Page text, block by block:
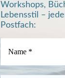
Workshops,
Lebensstil –
Postfach: